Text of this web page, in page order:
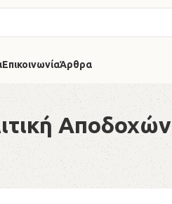
ΕπικοινωνίαΆρθρα
Αποδοχών